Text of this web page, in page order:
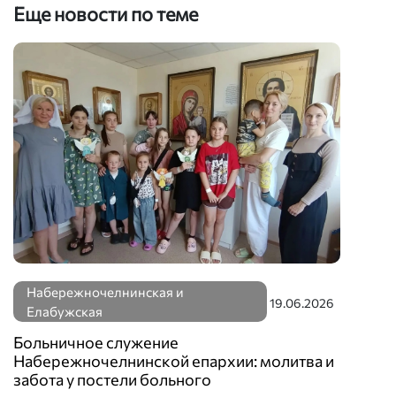
Еще новости по теме
Набережночелнинская и
Елабужская
19.06.2026
Больничное служение
Набережночелнинской епархии: молитва и
забота у постели больного